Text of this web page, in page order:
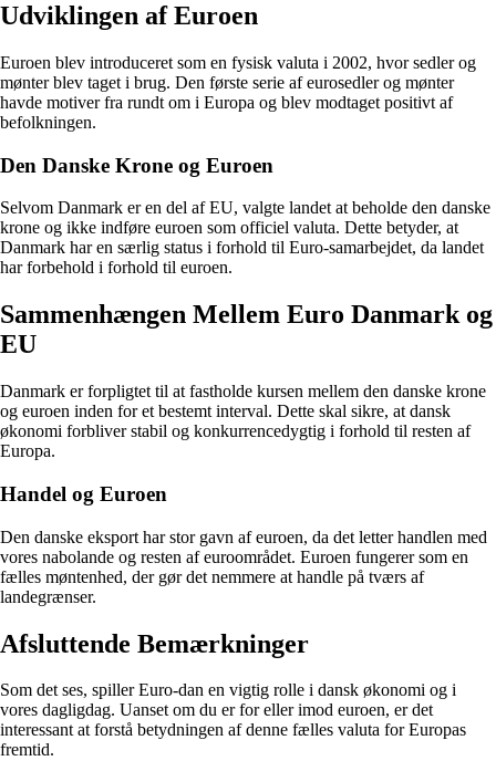
Udviklingen af Euroen
Euroen blev introduceret som en fysisk valuta i 2002, hvor sedler og
mønter blev taget i brug. Den første serie af eurosedler og mønter
havde motiver fra rundt om i Europa og blev modtaget positivt af
befolkningen.
Den Danske Krone og Euroen
Selvom Danmark er en del af EU, valgte landet at beholde den danske
krone og ikke indføre euroen som officiel valuta. Dette betyder, at
Danmark har en særlig status i forhold til Euro-samarbejdet, da landet
har forbehold i forhold til euroen.
Sammenhængen Mellem Euro Danmark og
EU
Danmark er forpligtet til at fastholde kursen mellem den danske krone
og euroen inden for et bestemt interval. Dette skal sikre, at dansk
økonomi forbliver stabil og konkurrencedygtig i forhold til resten af
Europa.
Handel og Euroen
Den danske eksport har stor gavn af euroen, da det letter handlen med
vores nabolande og resten af euroområdet. Euroen fungerer som en
fælles møntenhed, der gør det nemmere at handle på tværs af
landegrænser.
Afsluttende Bemærkninger
Som det ses, spiller Euro-dan en vigtig rolle i dansk økonomi og i
vores dagligdag. Uanset om du er for eller imod euroen, er det
interessant at forstå betydningen af denne fælles valuta for Europas
fremtid.